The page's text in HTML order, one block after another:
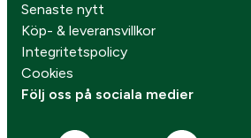
Senaste nytt
Köp- & leveransvillkor
Integritetspolicy
Cookies
Följ oss på sociala medier